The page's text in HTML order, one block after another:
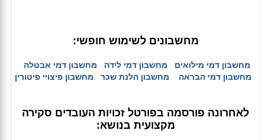
מחשבונים לשימוש חופשי:
מחשבון דמי מילואים מחשבון דמי לידה
מחשבון דמי אבטלה
מחשבון דמי הבראה
מחשבון הלנת שכר מחשבון פיצויי פיטורין
לאחרונה פורסמה בפורטל זכויות העובדים סקירה
מקצועית בנושא: